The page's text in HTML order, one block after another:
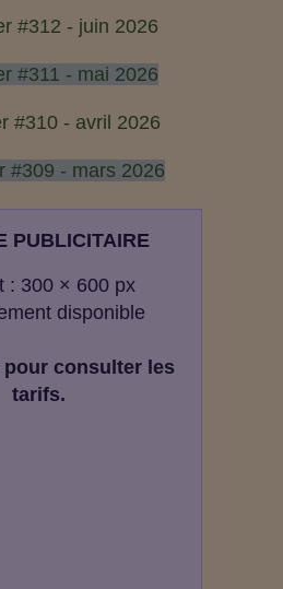
#312 - juin 2026
#311 - mai 2026
#310 - avril 2026
#309 - mars 2026
PUBLICITAIRE
: 300 × 600 px
disponible
consulter les
tarifs.